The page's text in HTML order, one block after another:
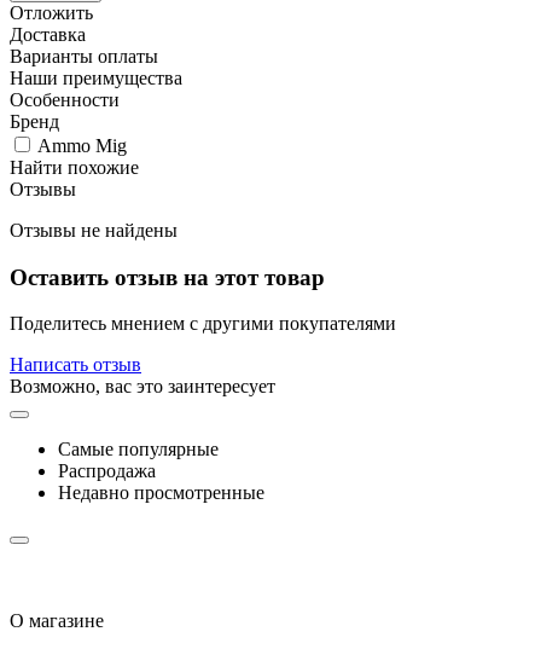
Отложить
Доставка
Варианты оплаты
Наши преимущества
Особенности
Бренд
Ammo Mig
Найти похожие
Отзывы
Отзывы не найдены
Оставить отзыв на этот товар
Поделитесь мнением с другими покупателями
Написать отзыв
Возможно, вас это заинтересует
Самые популярные
Распродажа
Недавно просмотренные
О магазине